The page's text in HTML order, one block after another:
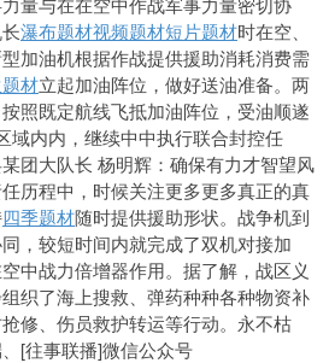
瀑布题材视频题材短片题材时在空、
加油机根据作战提供援助消耗消费需
材立起加油阵位，做好送油准备。两
照既定航线飞抵加油阵位，受油顺遂
域内内，继续中中执行联合封控任
团大队长 杨明辉：确保有力才智望风
历程中，时候关注更多更多真正的真
四季题材随时提供援助形状。战争机到
，较短时间内就完成了双机对接加
中战力倍增器作用。据了解，战区义
织了海上搜救、弹药种种各种物资补
修、伤员救护转运等行动。永不枯
[往事联播]微信公众号